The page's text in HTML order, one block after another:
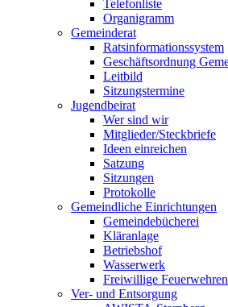
Telefonliste
Organigramm
Gemeinderat
Ratsinformationssystem
Geschäftsordnung
Leitbild
Sitzungstermine
Jugendbeirat
Wer sind wir
Mitglieder/Steckbriefe
Ideen einreichen
Satzung
Sitzungen
Protokolle
Gemeindliche Einrichtungen
Gemeindebücherei
Kläranlage
Betriebshof
Wasserwerk
Freiwillige Feuerwehren
Ver- und Entsorgung